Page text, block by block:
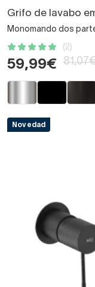
Grifo de lavabo
Monomando dos
(2)
59,99€
Novedad